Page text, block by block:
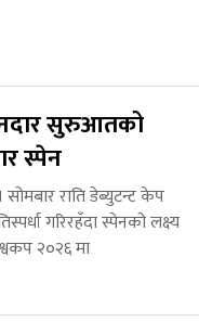
सुरुआतको
स्पेन
सोमबार राति डेब्युटन्ट केप
गरिरहँदा स्पेनको लक्ष्य
२०२६ मा